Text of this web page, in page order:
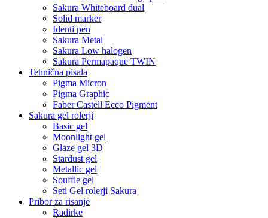
Sakura Whiteboard dual
Solid marker
Identi pen
Sakura Metal
Sakura Low halogen
Sakura Permapaque TWIN
Tehnična pisala
Pigma Micron
Pigma Graphic
Faber Castell Ecco Pigment
Sakura gel rolerji
Basic gel
Moonlight gel
Glaze gel 3D
Stardust gel
Metallic gel
Souffle gel
Seti Gel rolerji Sakura
Pribor za risanje
Radirke